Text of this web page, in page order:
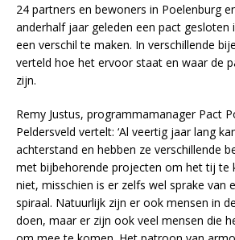
24 partners en bewoners in Poelenburg
anderhalf jaar geleden een pact gesloten
een verschil te maken. In verschillende
verteld hoe het ervoor staat en waar de
zijn.
Remy Justus, programmamanager Pact
Peldersveld vertelt: ‘Al veertig jaar lang
achterstand en hebben ze verschillende
met bijbehorende projecten om het tij te
niet, misschien is er zelfs wel sprake van
spiraal. Natuurlijk zijn er ook mensen in
doen, maar er zijn ook veel mensen die